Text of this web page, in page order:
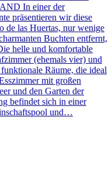
In einer der
präsentieren wir diese
de las Huertas, nur wenige
Buchten entfernt,
helle und komfortable
(ehemals vier) und
Räume, die ideal
mit großen
und den Garten der
befindet sich in einer
und…